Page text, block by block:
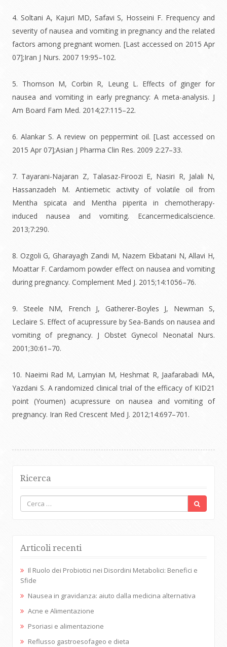
4. Soltani A, Kajuri MD, Safavi S, Hosseini F. Frequency and
severity of nausea and vomiting in pregnancy and the related
factors among pregnant women. [Last accessed on 2015 Apr
07];Iran J Nurs. 2007 19:95–102.
5. Thomson M, Corbin R, Leung L. Effects of ginger for
nausea and vomiting in early pregnancy: A meta-analysis. J
Am Board Fam Med. 2014;27:115–22.
6. Alankar S. A review on peppermint oil. [Last accessed on
2015 Apr 07];Asian J Pharma Clin Res. 2009 2:27–33.
7. Tayarani-Najaran Z, Talasaz-Firoozi E, Nasiri R, Jalali N,
Hassanzadeh M. Antiemetic activity of volatile oil from
Mentha spicata and Mentha piperita in chemotherapy-
induced nausea and vomiting. Ecancermedicalscience.
2013;7:290.
8. Ozgoli G, Gharayagh Zandi M, Nazem Ekbatani N, Allavi H,
Moattar F. Cardamom powder effect on nausea and vomiting
during pregnancy. Complement Med J. 2015;14:1056–76.
9. Steele NM, French J, Gatherer-Boyles J, Newman S,
Leclaire S. Effect of acupressure by Sea-Bands on nausea and
vomiting of pregnancy. J Obstet Gynecol Neonatal Nurs.
2001;30:61–70.
10. Naeimi Rad M, Lamyian M, Heshmat R, Jaafarabadi MA,
Yazdani S. A randomized clinical trial of the efficacy of KID21
point (Youmen) acupressure on nausea and vomiting of
pregnancy. Iran Red Crescent Med J. 2012;14:697–701.
Ricerca
Articoli recenti
Il Ruolo dei Probiotici nei Disordini Metabolici: Benefici e
Sfide
Nausea in gravidanza: aiuto dalla medicina alternativa
Acne e Alimentazione
Psoriasi e alimentazione
Reflusso gastroesofageo e dieta